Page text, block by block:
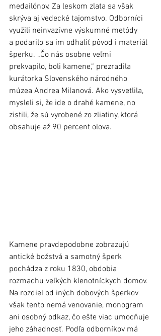
medailónov. Za leskom zlata sa však
skrýva aj vedecké tajomstvo. Odborníci
využili neinvazívne výskumné metódy
a podarilo sa im odhaliť pôvod i materiál
šperku. „Čo nás osobne veľmi
prekvapilo, boli kamene,“ prezradila
kurátorka Slovenského národného
múzea Andrea Milanová. Ako vysvetlila,
mysleli si, že ide o drahé kamene, no
zistili, že sú vyrobené zo zliatiny, ktorá
obsahuje až 90 percent olova.
Kamene pravdepodobne zobrazujú
antické božstvá a samotný šperk
pochádza z roku 1830, obdobia
rozmachu veľkých klenotníckych domov.
Na rozdiel od iných dobových šperkov
však tento nemá venovanie, monogram
ani osobný odkaz, čo ešte viac umocňuje
jeho záhadnosť. Podľa odborníkov má